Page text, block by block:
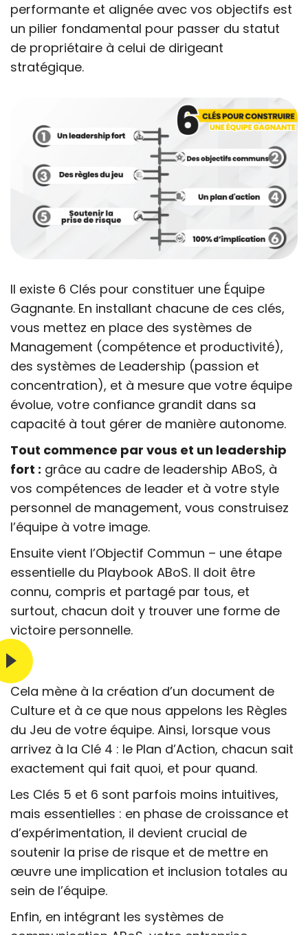
performante et alignée avec vos objectifs est
un pilier fondamental pour passer du statut
de propriétaire à celui de dirigeant
stratégique.
Il existe 6 Clés pour constituer une Équipe
Gagnante. En installant chacune de ces clés,
vous mettez en place des systèmes de
Management (compétence et productivité),
des systèmes de Leadership (passion et
concentration), et à mesure que votre équipe
évolue, votre confiance grandit dans sa
capacité à tout gérer de manière autonome.
Tout commence par vous et un leadership
fort : grâce au cadre de leadership ABoS, à
vos compétences de leader et à votre style
personnel de management, vous construisez
l’équipe à votre image.
Ensuite vient l’Objectif Commun – une étape
essentielle du Playbook ABoS. Il doit être
connu, compris et partagé par tous, et
surtout, chacun doit y trouver une forme de
victoire personnelle.
Cela mène à la création d’un document de
Culture et à ce que nous appelons les Règles
du Jeu de votre équipe. Ainsi, lorsque vous
arrivez à la Clé 4 : le Plan d’Action, chacun sait
exactement qui fait quoi, et pour quand.
Les Clés 5 et 6 sont parfois moins intuitives,
mais essentielles : en phase de croissance et
d’expérimentation, il devient crucial de
soutenir la prise de risque et de mettre en
œuvre une implication et inclusion totales au
sein de l’équipe.
Enfin, en intégrant les systèmes de